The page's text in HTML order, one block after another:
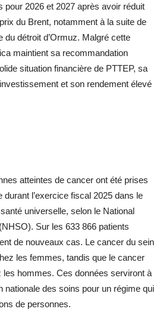
pour 2026 et 2027 après avoir réduit
du Brent, notamment à la suite de
du détroit d’Ormuz. Malgré cette
maintient sa recommandation
situation financière de PTTEP, sa
et son rendement élevé
atteintes de cancer ont été prises
durant l’exercice fiscal 2025 dans le
universelle, selon le National
Sur les 633 866 patients
de nouveaux cas. Le cancer du sein
les femmes, tandis que le cancer
les hommes. Ces données serviront à
nationale des soins pour un régime qui
de personnes.